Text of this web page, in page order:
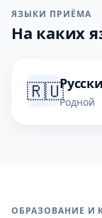
ЯЗЫКИ ПРИЁМА
На каких
🇷🇺Родной
ОБРАЗОВАНИЕ И